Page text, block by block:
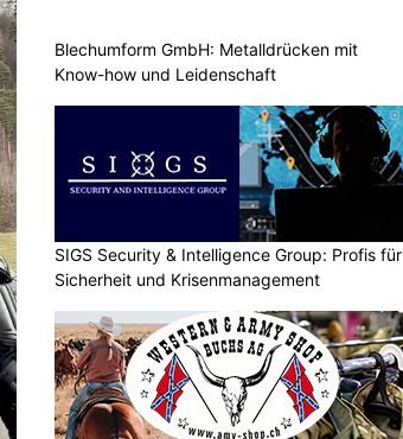
Blechumform GmbH: Metalldrücken mit
Know-how und Leidenschaft
SIGS Security & Intelligence Group: Profis für
Sicherheit und Krisenmanagement